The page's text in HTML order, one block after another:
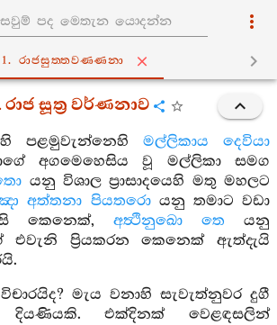
1. රාජසුත‍්තවණ‍්ණනා
රාජ සූත්‍ර වර්ණනාව
පළමුවැන්නෙහිමල්ලිකාය දෙවියා
අගමෙහෙසිය වූ මල්ලිකා සමග
යනු විශාල ප්‍රාසාදයෙහි මතු මහලට
අත්තනා පියතරොයනු තමාට වඩා
කෙනෙක්, අත්‍ථිනුඛො තෙ යනු
එවැනි ප්‍රියකරන කෙනෙක් ඇත්දැයි
මැය වනාහි සැවැත්නුවර දුගී
දියණියකි. එක්දිනක් වෙළඳසලින්